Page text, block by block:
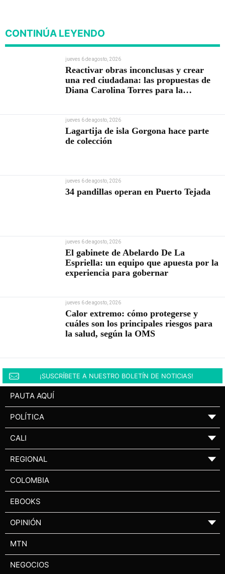
CONTINÚA LEYENDO
jueves 6 de agosto, 2026
Reactivar obras inconclusas y crear
una red ciudadana: las propuestas de
Diana Carolina Torres para la
jueves 6 de agosto, 2026
Lagartija de isla Gorgona hace parte
de colección
jueves 6 de agosto, 2026
34 pandillas operan en Puerto Tejada
jueves 6 de agosto, 2026
El gabinete de Abelardo De La
Espriella: un equipo que apuesta por la
experiencia para gobernar
jueves 6 de agosto, 2026
Calor extremo: cómo protegerse y
cuáles son los principales riesgos para
la salud, según la OMS
¡SUSCRÍBETE A NUESTRO BOLETÍN DE NOTICIAS!
PAUTA AQUÍ
POLÍTICA ▼
CALI ▼
REGIONAL ▼
COLOMBIA
EBOOKS
OPINIÓN ▼
MTN
NEGOCIOS